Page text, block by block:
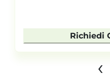
Richiedi
‹